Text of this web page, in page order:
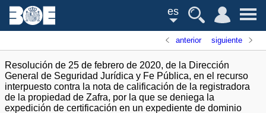
es
anterior siguiente
Resolución de 25 de febrero de 2020, de la Dirección
General de Seguridad Jurídica y Fe Pública, en el recurso
interpuesto contra la nota de calificación de la registradora
de la propiedad de Zafra, por la que se deniega la
expedición de certificación en un expediente de dominio